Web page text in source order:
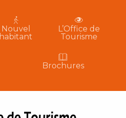
Nouvel
habitant
L’Office de
Tourisme
Brochures